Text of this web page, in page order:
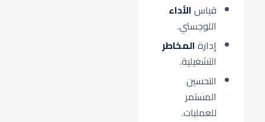
قياسالأداء
اللوجستي.
إدارةالمخاطر
التشغيلية.
التحسين
المستمر
للعمليات.